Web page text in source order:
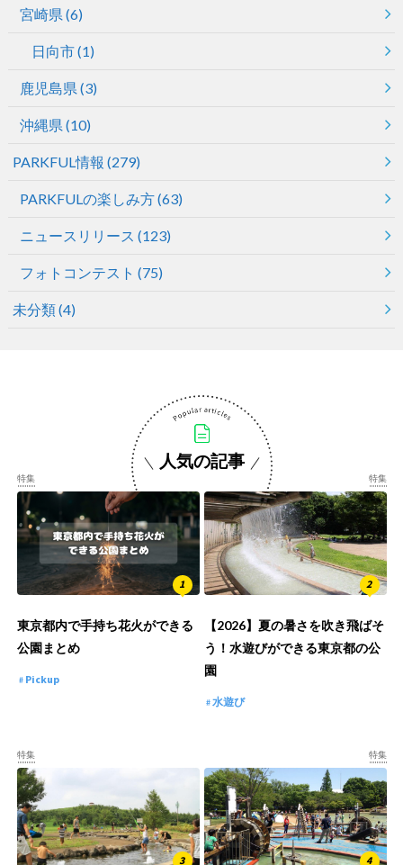
宮崎県 (6)
日向市(1)
鹿児島県 (3)
沖縄県 (10)
PARKFUL情報 (279)
PARKFULの楽しみ方(63)
ニュースリリース (123)
フォトコンテスト (75)
未分類(4)
人気の記事
特集
東京都内で手持ち花火ができる
公園まとめ
Pickup
特集
【2026】夏の暑さを吹き飛ばそ
う！水遊びができる東京都の公
園
水遊び
特集 特集